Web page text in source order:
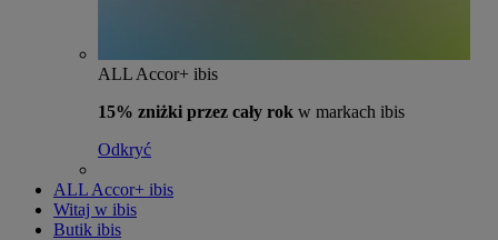
ALL Accor+ ibis
15% zniżki przez cały rok w markach ibis
Odkryć
ALL Accor+ ibis
Witaj w ibis
Butik ibis